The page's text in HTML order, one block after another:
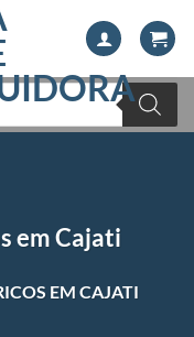
em Cajati
EM CAJATI